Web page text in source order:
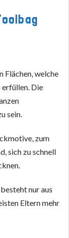
Flächen, welche
erfüllen. Die
sein.
zum
sich zu schnell
nur aus
Eltern mehr